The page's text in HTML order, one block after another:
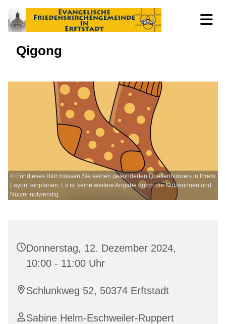
Qigong
© Für dieses Bild müssen Sie keinen gesonderten Quellenhinweis in Ihrem
Layout einplanen. Es ist keine weitere Angabe durch die Nutzerinnen und
Nutzer notwendig.
Donnerstag, 12. Dezember 2024,
10:00 - 11:00 Uhr
Schlunkweg 52, 50374 Erftstadt
Sabine Helm-Eschweiler-Ruppert